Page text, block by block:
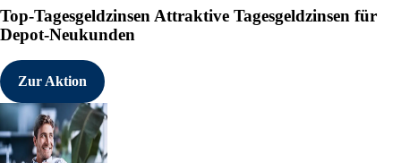
Top-Tagesgeldzinsen Attraktive Tagesgeldzinsen für
Depot-Neukunden
Zur Aktion